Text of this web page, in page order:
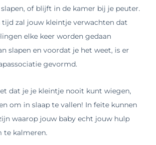
of blijft in de kamer bij je peuter.
tijd zal jouw kleintje verwachten dat
elke keer worden gedaan
slapen en voordat je het weet, is er
gevormd.
dat je je kleintje nooit kunt wiegen,
om in slaap te vallen! In feite kunnen
waarop jouw baby echt jouw hulp
te kalmeren.